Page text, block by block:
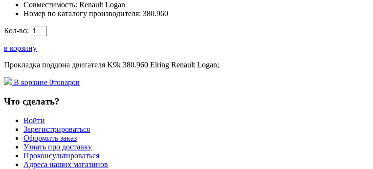
Совместимость: Renault Logan
Номер по каталогу производителя: 380.960
Кол-во:
в корзину
Прокладка поддона двигателя K9k 380.960 Elring Renault Logan;
В корзине 0товаров
Что сделать?
Войти
Зарегистрироваться
Оформить заказ
Узнать про доставку
Проконсультироваться
Адреса наших магазинов